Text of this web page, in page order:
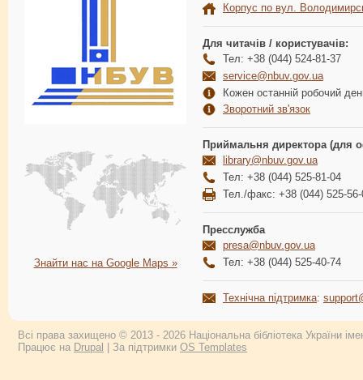
Знайти нас на Google Maps »
Корпус по вул.
Для читачів / користувачів:
Тел: +38 (044) 524-81-37
service@nbuv.gov.ua
Кожен останній робочий
Зворотний зв'язок
Приймальня директора (для
library@nbuv.gov.ua
Тел: +38 (044) 525-81-04
Тел./факс: +38 (044) 525-56-
Пресслужба
presa@nbuv.gov.ua
Тел: +38 (044) 525-40-74
Технічна підтримка:
Всі права захищено © 2013 - 2026 Національна бібліотека України
Працює на Drupal | За підтримки OS Templates